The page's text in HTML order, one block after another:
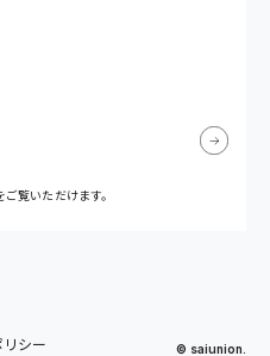
覧いただけます。
シー © saiunion.